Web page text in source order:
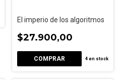
El imperio de los algoritmos
$27.900,00
4 en stock